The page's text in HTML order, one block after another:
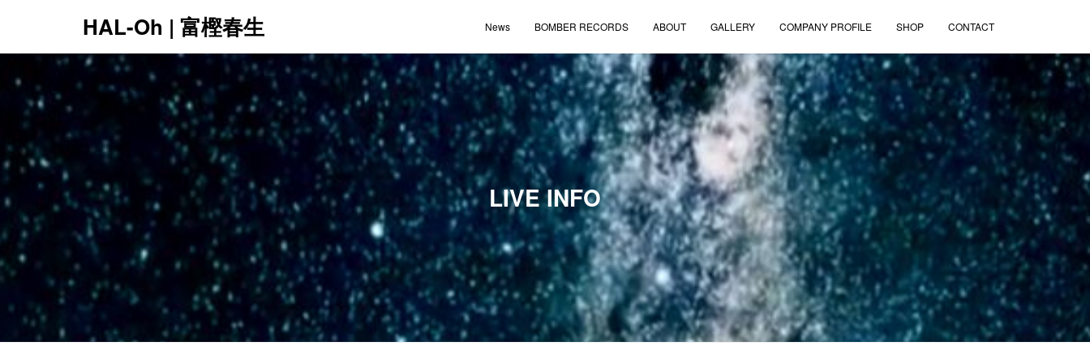
HAL-Oh | 富樫春生 News BOMBER RECORDS ABOUT GALLERY COMPANY PROFILE SHOP CONTACT
LIVE INFO
12:00 AM
1:00 AM
2:00 AM
3:00 AM
4:00 AM